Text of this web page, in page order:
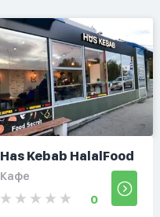
Has Kebab HalalFood
Кафе
0